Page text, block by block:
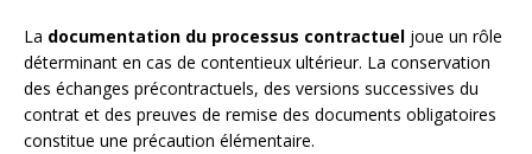
La documentation du processus contractuel joue un rôle
déterminant en cas de contentieux ultérieur. La conservation
des échanges précontractuels, des versions successives du
contrat et des preuves de remise des documents obligatoires
constitue une précaution élémentaire.